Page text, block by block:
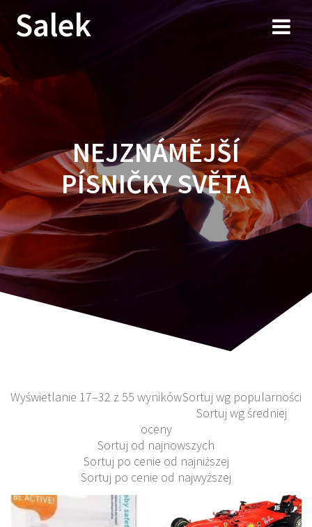
Przejdź
do
Salek
NEJZNÁMĚJŠÍ
PÍSNIČKY SVĚTA
Wyświetlanie 17–32 z 55 wynikówSortuj wg popularności
Sortuj wg średniej
oceny
Sortuj od najnowszych
Sortuj po cenie od najniższej
Sortuj po cenie od najwyższej